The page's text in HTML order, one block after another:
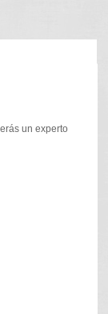
un experto